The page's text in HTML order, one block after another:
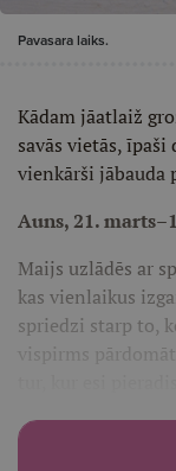
Pavasara laiks.
Kādam jāatlaiž
savās vietās,
vienkārši jābauda
Auns, 21.
Maijs uzlādēs ar
kas vienlaikus
spriedzi starp to,
vispirms